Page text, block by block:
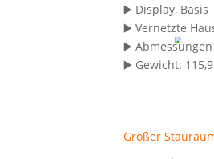
▶️ Dis­play, Basis
▶️ Ver­netz­te
▶️ Abmes­sun­gen
▶️ Gewicht:
Gro­ßer